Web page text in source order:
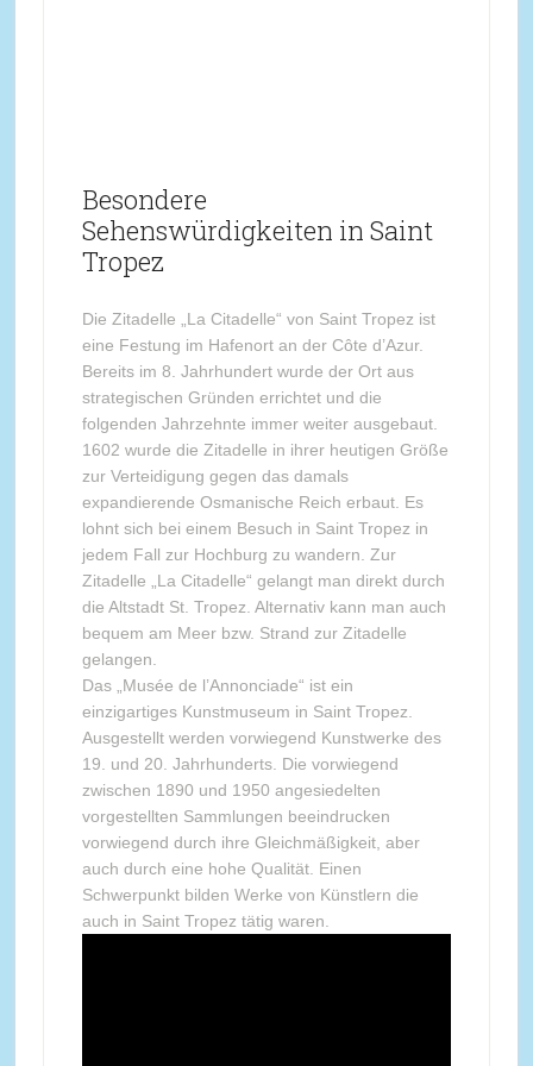
Besondere
Sehenswürdigkeiten in Saint
Tropez
Die Zitadelle „La Citadelle“ von Saint Tropez ist
eine Festung im Hafenort an der Côte d’Azur.
Bereits im 8. Jahrhundert wurde der Ort aus
strategischen Gründen errichtet und die
folgenden Jahrzehnte immer weiter ausgebaut.
1602 wurde die Zitadelle in ihrer heutigen Größe
zur Verteidigung gegen das damals
expandierende Osmanische Reich erbaut. Es
lohnt sich bei einem Besuch in Saint Tropez in
jedem Fall zur Hochburg zu wandern. Zur
Zitadelle „La Citadelle“ gelangt man direkt durch
die Altstadt St. Tropez. Alternativ kann man auch
bequem am Meer bzw. Strand zur Zitadelle
gelangen.
Das „Musée de l’Annonciade“ ist ein
einzigartiges Kunstmuseum in Saint Tropez.
Ausgestellt werden vorwiegend Kunstwerke des
19. und 20. Jahrhunderts. Die vorwiegend
zwischen 1890 und 1950 angesiedelten
vorgestellten Sammlungen beeindrucken
vorwiegend durch ihre Gleichmäßigkeit, aber
auch durch eine hohe Qualität. Einen
Schwerpunkt bilden Werke von Künstlern die
auch in Saint Tropez tätig waren.